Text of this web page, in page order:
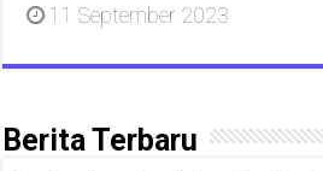
11 September 2023
Berita Terbaru